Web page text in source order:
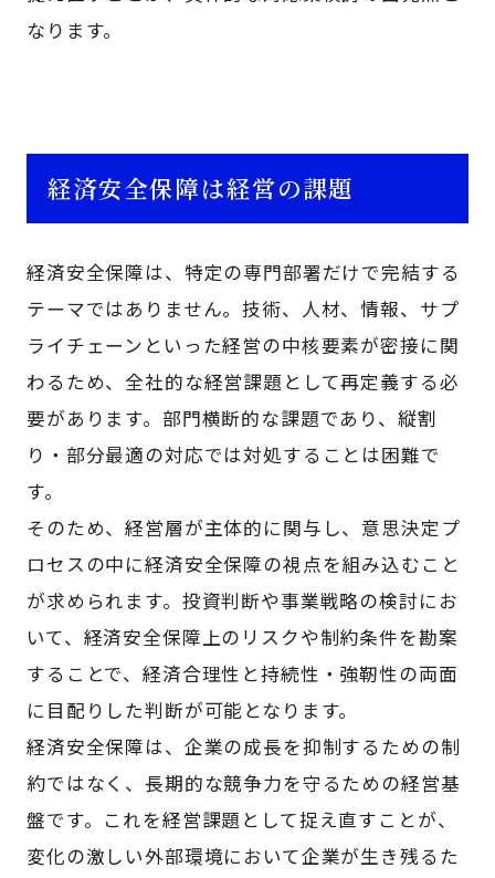
なります。
経済安全保障は経営の課題
経済安全保障は、特定の専門部署だけで完結する
テーマではありません。技術、人材、情報、サプ
ライチェーンといった経営の中核要素が密接に関
わるため、全社的な経営課題として再定義する必
要があります。部門横断的な課題であり、縦割
り・部分最適の対応では対処することは困難で
す。
そのため、経営層が主体的に関与し、意思決定プ
ロセスの中に経済安全保障の視点を組み込むこと
が求められます。投資判断や事業戦略の検討にお
いて、経済安全保障上のリスクや制約条件を勘案
することで、経済合理性と持続性・強靭性の両面
に目配りした判断が可能となります。
経済安全保障は、企業の成長を抑制するための制
約ではなく、長期的な競争力を守るための経営基
盤です。これを経営課題として捉え直すことが、
変化の激しい外部環境において企業が生き残るた